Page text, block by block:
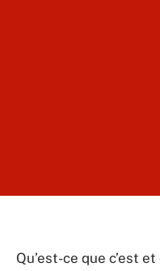
Qu’est-ce que c’est